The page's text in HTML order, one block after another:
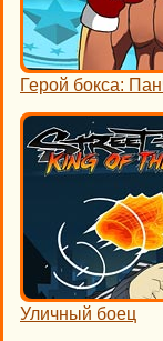
Герой бокса:
Уличный боец